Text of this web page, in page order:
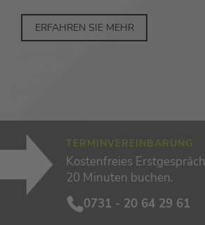
ERFAHREN SIE MEHR
TERMINVEREINBARUNG
Kostenfreies Erstgespräch
20 Minuten buchen.
0731 - 20 64 29 61